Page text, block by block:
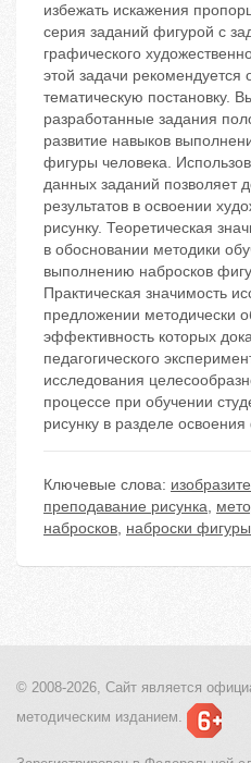
избежать искажения
серия заданий фигурой с
графического
этой задачи рекомендуется
тематическую постановку.
разработанные задания
развитие навыков
фигуры человека.
данных заданий позволяет
результатов в освоении
рисунку. Теоретическая
в обосновании методики
выполнению набросков
Практическая значимость
предложении методически
эффективность которых
педагогического
исследования
процессе при обучении
рисунку в разделе
Ключевые слова:
преподавание рисунка,
набросков, наброски
© 2008-2026, Сайт является
методическим изданием.